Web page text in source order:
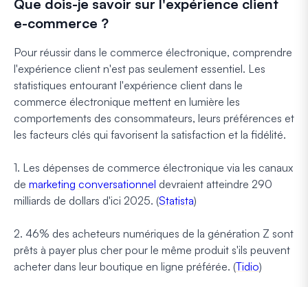
Que dois-je savoir sur l'expérience client
e-commerce ?
Pour réussir dans le commerce électronique, comprendre
l'expérience client n'est pas seulement essentiel. Les
statistiques entourant l'expérience client dans le
commerce électronique mettent en lumière les
comportements des consommateurs, leurs préférences et
les facteurs clés qui favorisent la satisfaction et la fidélité.
1. Les dépenses de commerce électronique via les canaux
de marketing conversationnel devraient atteindre 290
milliards de dollars d'ici 2025. (Statista)
2. 46% des acheteurs numériques de la génération Z sont
prêts à payer plus cher pour le même produit s'ils peuvent
acheter dans leur boutique en ligne préférée. (Tidio)